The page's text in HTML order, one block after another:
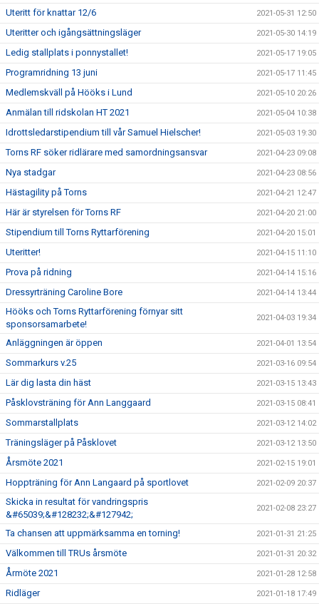
Uteritt för knattar 12/6 2021-05-31 12:50
Uteritter och igångsättningsläger 2021-05-30 14:19
Ledig stallplats i ponnystallet! 2021-05-17 19:05
Programridning 13 juni 2021-05-17 11:45
Medlemskväll på Hööks i Lund 2021-05-10 20:26
Anmälan till ridskolan HT 2021 2021-05-04 10:38
Idrottsledarstipendium till vår Samuel Hielscher! 2021-05-03 19:30
Torns RF söker ridlärare med samordningsansvar 2021-04-23 09:08
Nya stadgar 2021-04-23 08:56
Hästagility på Torns 2021-04-21 12:47
Här är styrelsen för Torns RF 2021-04-20 21:00
Stipendium till Torns Ryttarförening 2021-04-20 15:01
Uteritter! 2021-04-15 11:10
Prova på ridning 2021-04-14 15:16
Dressyrträning Caroline Bore 2021-04-14 13:44
Hööks och Torns Ryttarförening förnyar sitt
sponsorsamarbete!
2021-04-03 19:34
Anläggningen är öppen 2021-04-01 13:54
Sommarkurs v.25 2021-03-16 09:54
Lär dig lasta din häst 2021-03-15 13:43
Påsklovsträning för Ann Langgaard 2021-03-15 08:41
Sommarstallplats 2021-03-12 14:02
Träningsläger på Påsklovet 2021-03-12 13:50
Årsmöte 2021 2021-02-15 19:01
Hoppträning för Ann Langaard på sportlovet 2021-02-09 20:37
Skicka in resultat för vandringspris
&#65039;&#128232;&#127942;
2021-02-08 23:27
Ta chansen att uppmärksamma en torning! 2021-01-31 21:25
Välkommen till TRUs årsmöte 2021-01-31 20:32
Årmöte 2021 2021-01-28 12:58
Ridläger 2021-01-18 17:49